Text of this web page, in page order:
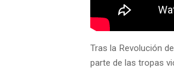
Tras la Revolución
parte de las tropas